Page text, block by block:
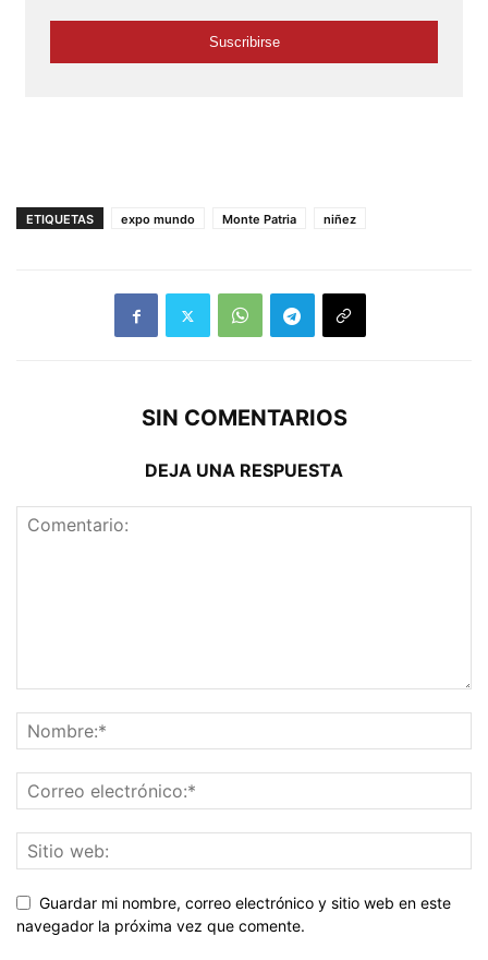
ETIQUETAS expo mundo Monte Patria niñez
SIN COMENTARIOS
DEJA UNA RESPUESTA
Guardar mi nombre, correo electrónico y sitio web en este
navegador la próxima vez que comente.